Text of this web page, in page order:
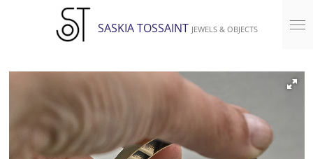
SASKIA TOSSAINT JEWELS & OBJECTS